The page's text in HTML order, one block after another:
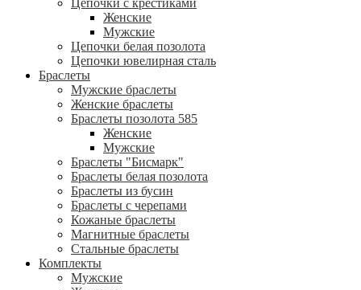
Цепочки с крестиками
Женские
Мужские
Цепочки белая позолота
Цепочки ювелирная сталь
Браслеты
Мужские браслеты
Женские браслеты
Браслеты позолота 585
Женские
Мужские
Браслеты "Бисмарк"
Браслеты белая позолота
Браслеты из бусин
Браслеты с черепами
Кожаные браслеты
Магнитные браслеты
Стальные браслеты
Комплекты
Мужские